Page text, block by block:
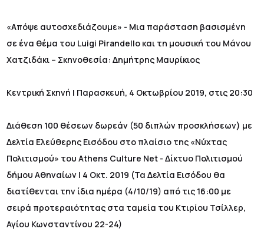
«Απόψε αυτοσχεδιάζουμε» - Mια παράσταση βασισμένη
σε ένα θέμα του Luigi Pirandello και τη μουσική του Μάνου
Χατζιδάκι – Σκηνοθεσία: Δημήτρης Μαυρίκιος
Κεντρική Σκηνή | Παρασκευή, 4 Οκτωβρίου 2019, στις 20:30
Διάθεση 100 θέσεων δωρεάν (50 διπλών προσκλήσεων) με
Δελτία Ελεύθερης Εισόδου στο πλαίσιο της «Νύχτας
Πολιτισμού» του Athens Culture Net - Δίκτυο Πολιτισμού
δήμου Αθηναίων | 4 Οκτ. 2019 (Τα Δελτία Εισόδου θα
διατίθενται την ίδια ημέρα (4/10/19) από τις 16:00 με
σειρά προτεραιότητας στα ταμεία του Κτιρίου Τσίλλερ,
Αγίου Κωνσταντίνου 22-24)